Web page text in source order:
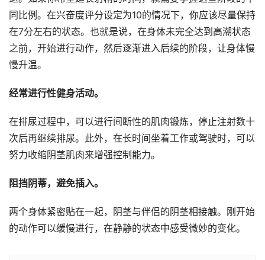
同比例。在兴奋度评分设定为10的情况下，你应该尽量保持
在7分左右的状态。也就是说，在身体未完全达到高潮状态
之前，开始进行动作，然后逐渐进入后续的阶段，让身体慢
慢升温。
经常进行性健身活动。
在排尿过程中，可以进行间断性的肌肉锻炼，停止注射数十
次后再继续排尿。此外，在长时间坐着工作或驾驶时，可以
努力收缩阴茎肌肉来增强控制能力。
阻挡阴蒂，避免插入。
两个身体紧密贴在一起，阴茎与伴侣的阴茎相接触。刚开始
的动作可以缓慢进行，在静静的状态中感受微妙的变化。